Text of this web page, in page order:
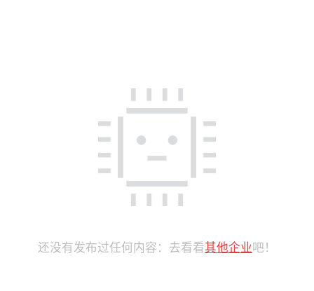
还没有发布过任何内容：去看看其他企业吧！